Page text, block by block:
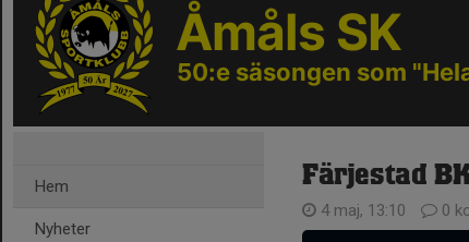
Åmåls SK
50:e säsongen som
Hem
Nyheter
Färjestad
4 maj, 13:10 0